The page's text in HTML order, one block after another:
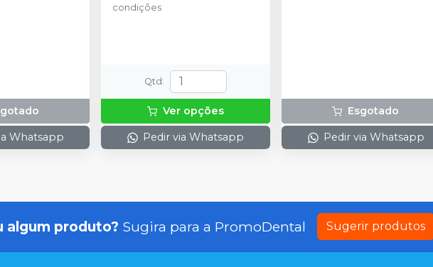
Whatsapp
condições
Qtd :
Ver opções
Pedir via Whatsapp
Esgotado
Pedir via Whatsapp
algum produto? Sugira para a PromoDental Sugerir produtos